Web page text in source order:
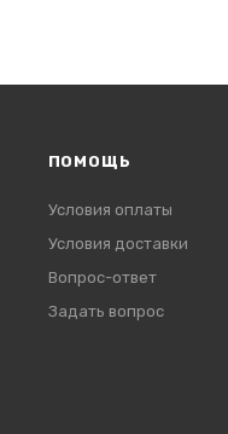
ПОМОЩЬ
Условия оплаты
Условия доставки
Вопрос-ответ
Задать вопрос